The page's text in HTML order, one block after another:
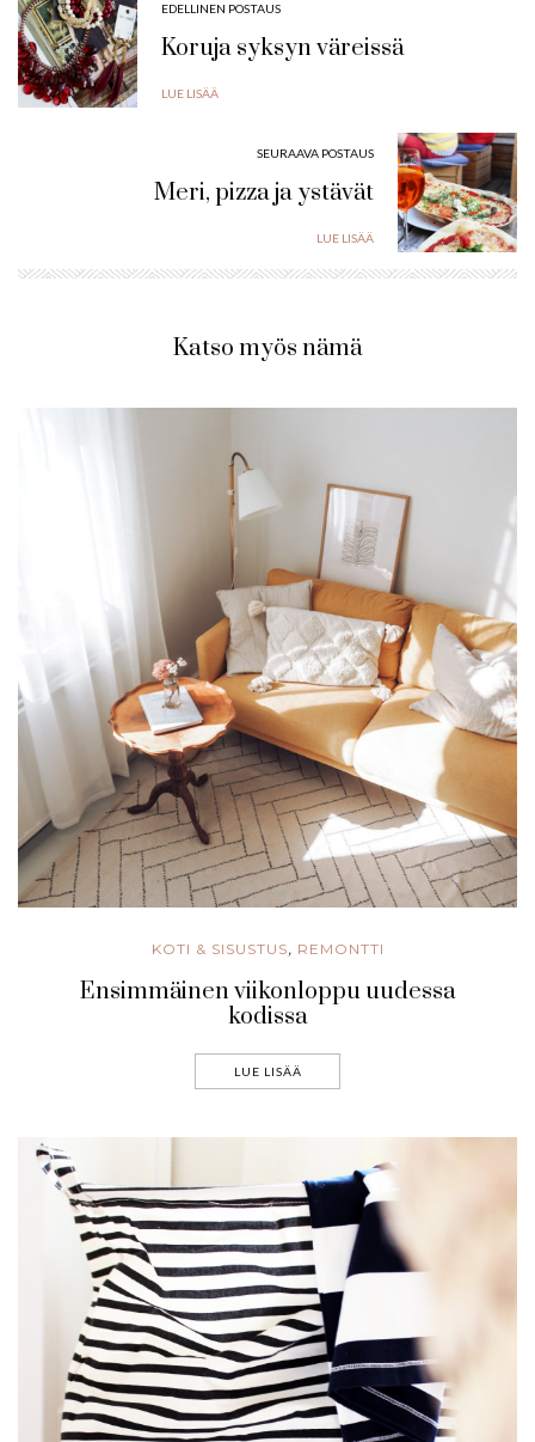
EDELLINEN POSTAUS
Koruja syksyn väreissä
LUE LISÄÄ
SEURAAVA POSTAUS
Meri, pizza ja ystävät
LUE LISÄÄ
Katso myös nämä
KOTI & SISUSTUS, REMONTTI
Ensimmäinen viikonloppu uudessa
kodissa
LUE LISÄÄ